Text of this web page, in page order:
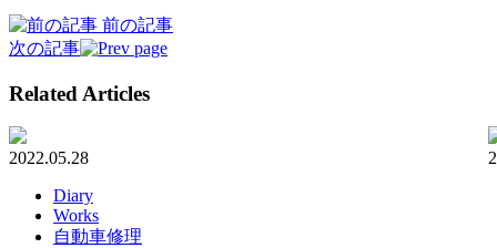
前の記事
次の記事
Related Articles
2022.05.28
Diary
Works
自動車修理